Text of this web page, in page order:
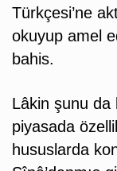
Türkçesi’ne
okuyup amel
bahis.
Lâkin şunu da
piyasada
hususlarda